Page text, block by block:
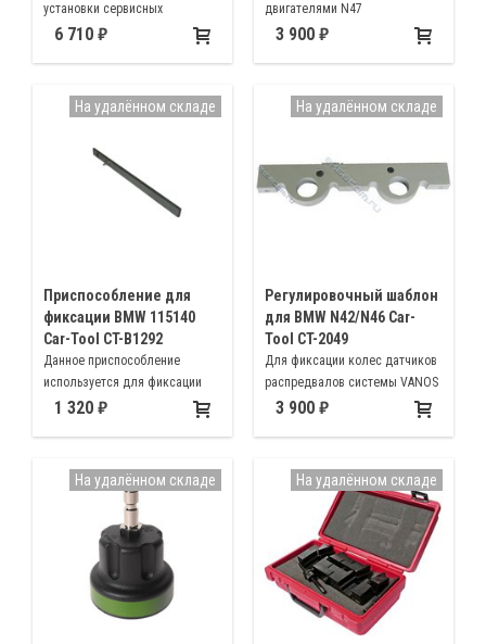
установки сервисных
(поликлиновых, ручейковых)
6 710
двигателями N47
3 900
Приспособление для
фиксации BMW 115140
Car-Tool CT-B1292
Данное приспособление
используется для фиксации
балансирных валов BMW N45
1 320
На удалённом складе
Регулировочный шаблон
для BMW N42/N46 Car-
Tool CT-2049
Для фиксации колес датчиков
распредвалов системы VANOS
при обслуживании
Оригинальный номер 119 350
3 900
На удалённом складе
На удалённом складе На удалённом складе